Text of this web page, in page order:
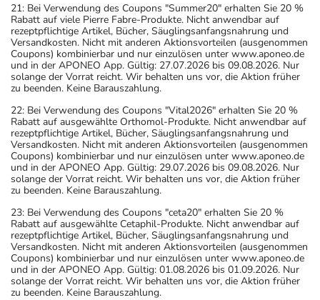
21: Bei Verwendung des Coupons "Summer20" erhalten Sie 20 %
Rabatt auf viele Pierre Fabre-Produkte. Nicht anwendbar auf
rezeptpflichtige Artikel, Bücher, Säuglingsanfangsnahrung und
Versandkosten. Nicht mit anderen Aktionsvorteilen (ausgenommen
Coupons) kombinierbar und nur einzulösen unter www.aponeo.de
und in der APONEO App. Gültig: 27.07.2026 bis 09.08.2026. Nur
solange der Vorrat reicht. Wir behalten uns vor, die Aktion früher
zu beenden. Keine Barauszahlung.
22: Bei Verwendung des Coupons "Vital2026" erhalten Sie 20 %
Rabatt auf ausgewählte Orthomol-Produkte. Nicht anwendbar auf
rezeptpflichtige Artikel, Bücher, Säuglingsanfangsnahrung und
Versandkosten. Nicht mit anderen Aktionsvorteilen (ausgenommen
Coupons) kombinierbar und nur einzulösen unter www.aponeo.de
und in der APONEO App. Gültig: 29.07.2026 bis 09.08.2026. Nur
solange der Vorrat reicht. Wir behalten uns vor, die Aktion früher
zu beenden. Keine Barauszahlung.
23: Bei Verwendung des Coupons "ceta20" erhalten Sie 20 %
Rabatt auf ausgewählte Cetaphil-Produkte. Nicht anwendbar auf
rezeptpflichtige Artikel, Bücher, Säuglingsanfangsnahrung und
Versandkosten. Nicht mit anderen Aktionsvorteilen (ausgenommen
Coupons) kombinierbar und nur einzulösen unter www.aponeo.de
und in der APONEO App. Gültig: 01.08.2026 bis 01.09.2026. Nur
solange der Vorrat reicht. Wir behalten uns vor, die Aktion früher
zu beenden. Keine Barauszahlung.